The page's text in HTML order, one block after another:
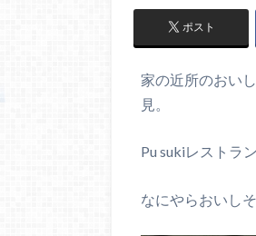
ポスト
家の近所のおい
見。
Pu sukiレストラ
なにやらおいし